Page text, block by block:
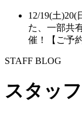
12/19(土
た、一部共
催！【ご予
STAFF BLOG
スタッ